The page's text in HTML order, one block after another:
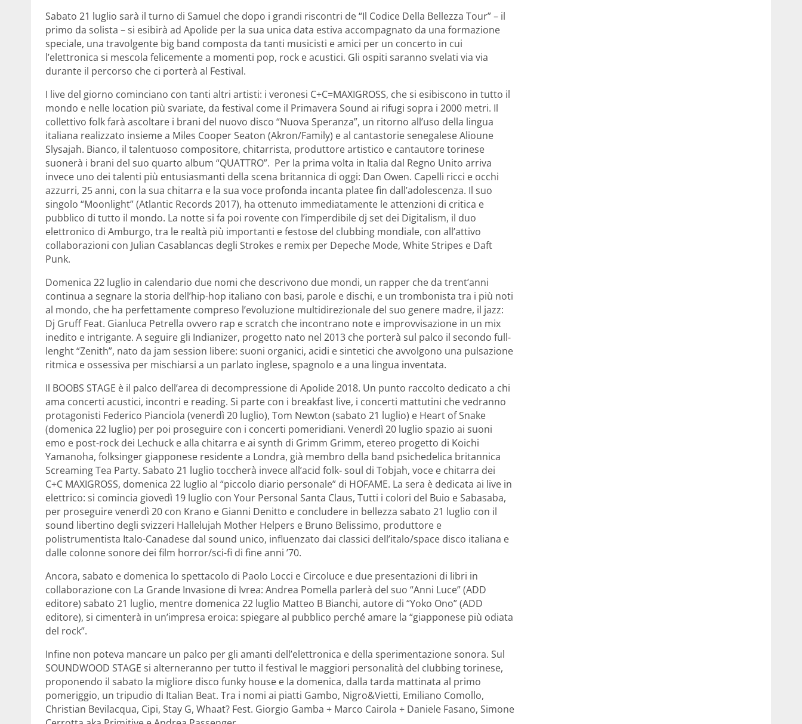
Sabato 21 luglio sarà il turno di Samuel che dopo i grandi riscontri de “Il Codice Della Bellezza Tour” – il
primo da solista – si esibirà ad Apolide per la sua unica data estiva accompagnato da una formazione
speciale, una travolgente big band composta da tanti musicisti e amici per un concerto in cui
l’elettronica si mescola felicemente a momenti pop, rock e acustici. Gli ospiti saranno svelati via via
durante il percorso che ci porterà al Festival.
I live del giorno cominciano con tanti altri artisti: i veronesi C+C=MAXIGROSS, che si esibiscono in tutto il
mondo e nelle location più svariate, da festival come il Primavera Sound ai rifugi sopra i 2000 metri. Il
collettivo folk farà ascoltare i brani del nuovo disco “Nuova Speranza”, un ritorno all’uso della lingua
italiana realizzato insieme a Miles Cooper Seaton (Akron/Family) e al cantastorie senegalese Alioune
Slysajah. Bianco, il talentuoso compositore, chitarrista, produttore artistico e cantautore torinese
suonerà i brani del suo quarto album “QUATTRO”. Per la prima volta in Italia dal Regno Unito arriva
invece uno dei talenti più entusiasmanti della scena britannica di oggi: Dan Owen. Capelli ricci e occhi
azzurri, 25 anni, con la sua chitarra e la sua voce profonda incanta platee fin dall’adolescenza. Il suo
singolo “Moonlight” (Atlantic Records 2017), ha ottenuto immediatamente le attenzioni di critica e
pubblico di tutto il mondo. La notte si fa poi rovente con l’imperdibile dj set dei Digitalism, il duo
elettronico di Amburgo, tra le realtà più importanti e festose del clubbing mondiale, con all’attivo
collaborazioni con Julian Casablancas degli Strokes e remix per Depeche Mode, White Stripes e Daft
Punk.
Domenica 22 luglio in calendario due nomi che descrivono due mondi, un rapper che da trent’anni
continua a segnare la storia dell’hip-hop italiano con basi, parole e dischi, e un trombonista tra i più noti
al mondo, che ha perfettamente compreso l’evoluzione multidirezionale del suo genere madre, il jazz:
Dj Gruff Feat. Gianluca Petrella ovvero rap e scratch che incontrano note e improvvisazione in un mix
inedito e intrigante. A seguire gli Indianizer, progetto nato nel 2013 che porterà sul palco il secondo full-
lenght “Zenith”, nato da jam session libere: suoni organici, acidi e sintetici che avvolgono una pulsazione
ritmica e ossessiva per mischiarsi a un parlato inglese, spagnolo e a una lingua inventata.
Il BOOBS STAGE è il palco dell’area di decompressione di Apolide 2018. Un punto raccolto dedicato a chi
ama concerti acustici, incontri e reading. Si parte con i breakfast live, i concerti mattutini che vedranno
protagonisti Federico Pianciola (venerdì 20 luglio), Tom Newton (sabato 21 luglio) e Heart of Snake
(domenica 22 luglio) per poi proseguire con i concerti pomeridiani. Venerdì 20 luglio spazio ai suoni
emo e post-rock dei Lechuck e alla chitarra e ai synth di Grimm Grimm, etereo progetto di Koichi
Yamanoha, folksinger giapponese residente a Londra, già membro della band psichedelica britannica
Screaming Tea Party. Sabato 21 luglio toccherà invece all’acid folk- soul di Tobjah, voce e chitarra dei
C+C MAXIGROSS, domenica 22 luglio al “piccolo diario personale” di HOFAME. La sera è dedicata ai live in
elettrico: si comincia giovedì 19 luglio con Your Personal Santa Claus, Tutti i colori del Buio e Sabasaba,
per proseguire venerdì 20 con Krano e Gianni Denitto e concludere in bellezza sabato 21 luglio con il
sound libertino degli svizzeri Hallelujah Mother Helpers e Bruno Belissimo, produttore e
polistrumentista Italo-Canadese dal sound unico, influenzato dai classici dell’italo/space disco italiana e
dalle colonne sonore dei film horror/sci-fi di fine anni ’70.
Ancora, sabato e domenica lo spettacolo di Paolo Locci e Circoluce e due presentazioni di libri in
collaborazione con La Grande Invasione di Ivrea: Andrea Pomella parlerà del suo “Anni Luce” (ADD
editore) sabato 21 luglio, mentre domenica 22 luglio Matteo B Bianchi, autore di “Yoko Ono” (ADD
editore), si cimenterà in un’impresa eroica: spiegare al pubblico perché amare la “giapponese più odiata
del rock”.
Infine non poteva mancare un palco per gli amanti dell’elettronica e della sperimentazione sonora. Sul
SOUNDWOOD STAGE si alterneranno per tutto il festival le maggiori personalità del clubbing torinese,
proponendo il sabato la migliore disco funky house e la domenica, dalla tarda mattinata al primo
pomeriggio, un tripudio di Italian Beat. Tra i nomi ai piatti Gambo, Nigro&Vietti, Emiliano Comollo,
Christian Bevilacqua, Cipi, Stay G, Whaat? Fest. Giorgio Gamba + Marco Cairola + Daniele Fasano, Simone